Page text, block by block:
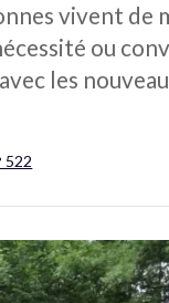
vivent
ou
les
522